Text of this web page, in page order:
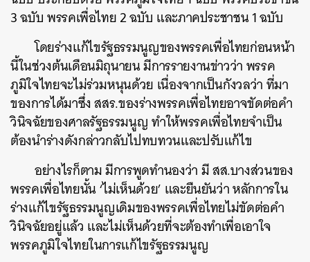
3 ฉบับ พรรคเพื่อไทย 2 ฉบับ และภาคประชาชน 1 ฉบับ
โดยร่างแก้ไขรัฐธรรมนูญของพรรคเพื่อไทยก่อนหน้า
นี้ในช่วงต้นเดือนมิถุนายน มีการรายงานข่าวว่า พรรค
ภูมิใจไทยจะไม่ร่วมหนุนด้วย เนื่องจากเป็นกังวลว่า ที่มา
ของการได้มาซึ่ง สสร.ของร่างพรรคเพื่อไทยอาจขัดต่อคำ
วินิจฉัยของศาลรัฐธรรมนูญ ทำให้พรรคเพื่อไทยจำเป็น
ต้องนำร่างดังกล่าวกลับไปทบทวนและปรับแก้ไข
อย่างไรก็ตาม มีการพูดทำนองว่า มี สส.บางส่วนของ
พรรคเพื่อไทยนั้น ‘ไม่เห็นด้วย’ และยืนยันว่า หลักการใน
ร่างแก้ไขรัฐธรรมนูญเดิมของพรรคเพื่อไทยไม่ขัดต่อคำ
วินิจฉัยอยู่แล้ว และไม่เห็นด้วยที่จะต้องทำเพื่อเอาใจ
พรรคภูมิใจไทยในการแก้ไขรัฐธรรมนูญ